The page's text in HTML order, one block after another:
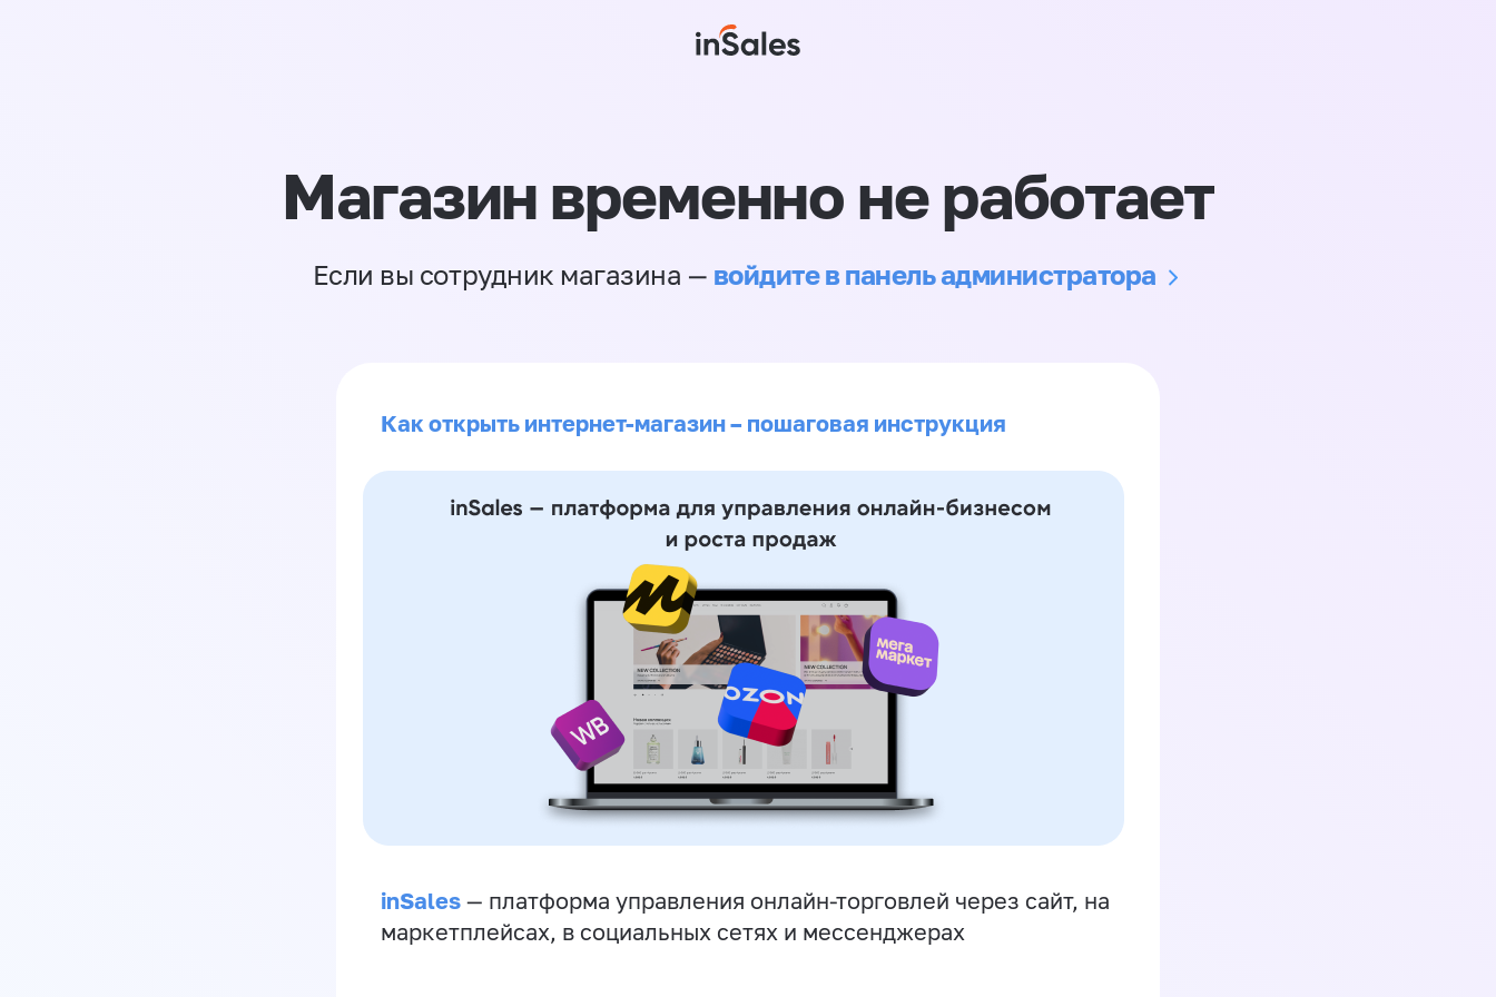
Магазин временно не работает
Если вы сотрудник магазина — войдите в панель администратора
Как открыть интернет-магазин – пошаговая инструкция
inSales — платформа управления онлайн-торговлей через сайт, на
маркетплейсах, в социальных сетях и мессенджерах